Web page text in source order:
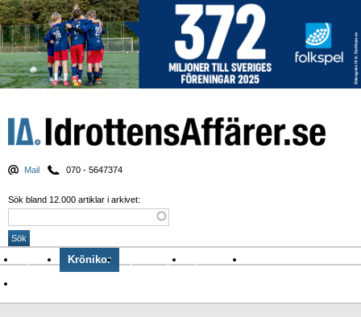
Mail 070 - 5647374
Sök bland 12.000 artiklar i arkivet:
Nyheter Krönikor Sport & spel Nyhetsbrev